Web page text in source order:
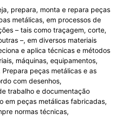
prepara, monta e repara peças
metálicas, em processos de
– tais como traçagem, corte,
–, em diversos materiais
e aplica técnicas e métodos
máquinas, equipamentos,
peças metálicas e as
com desenhos,
trabalho e documentação
em peças metálicas fabricadas,
normas técnicas,